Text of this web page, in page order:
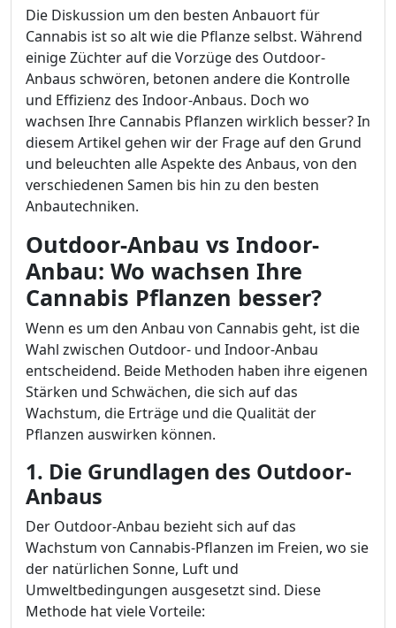
Die Diskussion um den besten Anbauort für
Cannabis ist so alt wie die Pflanze selbst. Während
einige Züchter auf die Vorzüge des Outdoor-
Anbaus schwören, betonen andere die Kontrolle
und Effizienz des Indoor-Anbaus. Doch wo
wachsen Ihre Cannabis Pflanzen wirklich besser? In
diesem Artikel gehen wir der Frage auf den Grund
und beleuchten alle Aspekte des Anbaus, von den
verschiedenen Samen bis hin zu den besten
Anbautechniken.
Outdoor-Anbau vs Indoor-
Anbau: Wo wachsen Ihre
Cannabis Pflanzen besser?
Wenn es um den Anbau von Cannabis geht, ist die
Wahl zwischen Outdoor- und Indoor-Anbau
entscheidend. Beide Methoden haben ihre eigenen
Stärken und Schwächen, die sich auf das
Wachstum, die Erträge und die Qualität der
Pflanzen auswirken können.
1. Die Grundlagen des Outdoor-
Anbaus
Der Outdoor-Anbau bezieht sich auf das
Wachstum von Cannabis-Pflanzen im Freien, wo sie
der natürlichen Sonne, Luft und
Umweltbedingungen ausgesetzt sind. Diese
Methode hat viele Vorteile: